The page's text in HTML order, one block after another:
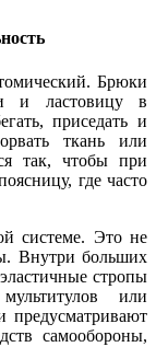
Брюки
и ластовицу в
приседать и
ткань или
так, чтобы при
где часто
системе. Это не
Внутри больших
стропы
или
предусматривают
самообороны,